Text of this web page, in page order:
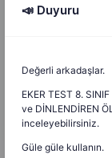
📣 Duyuru
Değerli arkadaşlar.
EKER TEST 8.
ve DİNLENDİREN
inceleyebilirsiniz.
Güle güle kullanın.